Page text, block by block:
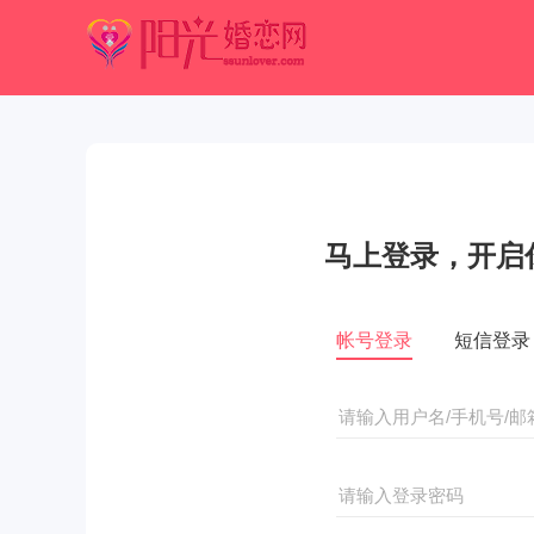
马上登录，开
帐号登录 短信登录